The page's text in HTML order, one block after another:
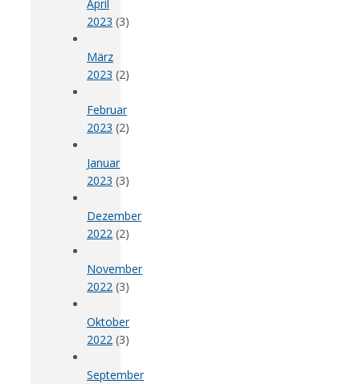
April
2023 (3)
März
2023 (2)
Februar
2023 (2)
Januar
2023 (3)
Dezember
2022 (2)
November
2022 (3)
Oktober
2022 (3)
September